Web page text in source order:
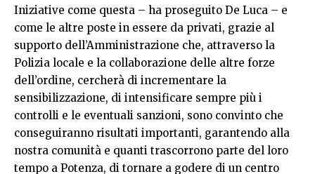
Iniziative come questa – ha proseguito De Luca – e
come le altre poste in essere da privati, grazie al
supporto dell’Amministrazione che, attraverso la
Polizia locale e la collaborazione delle altre forze
dell’ordine, cercherà di incrementare la
sensibilizzazione, di intensificare sempre più i
controlli e le eventuali sanzioni, sono convinto che
conseguiranno risultati importanti, garantendo alla
nostra comunità e quanti trascorrono parte del loro
tempo a Potenza, di tornare a godere di un centro